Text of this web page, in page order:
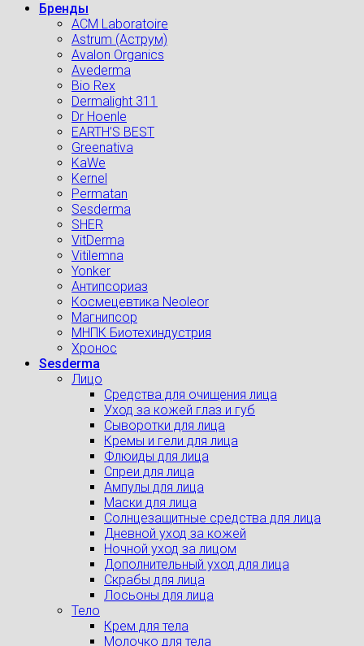
Бренды
ACM Laboratoire
Astrum (Аструм)
Avalon Organics
Avederma
Bio Rex
Dermalight 311
Dr Hoenle
EARTH’S BEST
Greenativa
KaWe
Kernel
Permatan
Sesderma
SHER
VitDerma
Vitilemna
Yonker
Антипсориаз
Космецевтика Neoleor
Магнипсор
МНПК Биотехиндустрия
Хронос
Sesderma
Лицо
Средства для очищения лица
Уход за кожей глаз и губ
Сыворотки для лица
Кремы и гели для лица
Флюиды для лица
Спреи для лица
Ампулы для лица
Маски для лица
Солнцезащитные средства для лица
Дневной уход за кожей
Ночной уход за лицом
Дополнительный уход для лица
Скрабы для лица
Лосьоны для лица
Тело
Крем для тела
Молочко для тела